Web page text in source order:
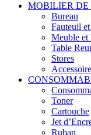
MOBILIER
Bureau
Fauteuil
Meuble et
Table
Stores
Toner
Cartouche
Jet
Ruban